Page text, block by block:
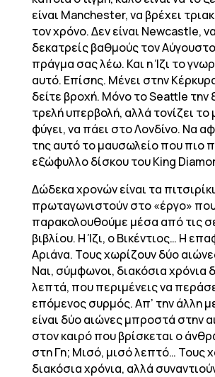
είναι Manchester, να βρέχει
τον χρόνο. Δεν είναι Newcastle,
δεκατρείς βαθμούς τον
πράγμα σας λέω. Και η Ίζι το
αυτό. Επίσης. Μένει στην
δείτε βροχή. Μόνο το Seattle την
τρελή υπερβολή, αλλά τονίζει το
φύγει, να πάει στο Λονδίνο. Να
της αυτό το μαυσωλείο που πιο
εξώφυλλο δίσκου του King
Δώδεκα χρονών είναι τα
πρωταγωνιστούν στο «έργο»
παρακολουθούμε μέσα από τις
βιβλίου. Η Ίζι, ο Βικέντιος… Η
Αριάνα. Τους χωρίζουν δύο
Ναι, σύμφωνοι, διακόσια χρόνια
λεπτά, που περιμένεις να
επόμενος συρμός. Απ’ την άλλη
είναι δύο αιώνες μπροστά στην
στον καιρό που βρίσκεται ο
στη Γη; Μισό, μισό λεπτό… Τους
διακόσια χρόνια, αλλά